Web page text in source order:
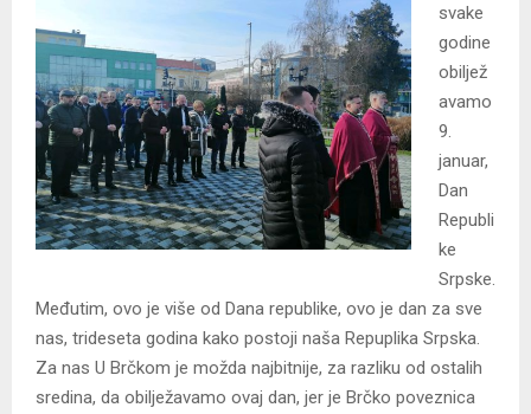
svake
godine
obiljež
avamo
9.
januar,
Dan
Republi
ke
Srpske.
Međutim, ovo je više od Dana republike, ovo je dan za sve
nas, trideseta godina kako postoji naša Repuplika Srpska.
Za nas U Brčkom je možda najbitnije, za razliku od ostalih
sredina, da obilježavamo ovaj dan, jer je Brčko poveznica